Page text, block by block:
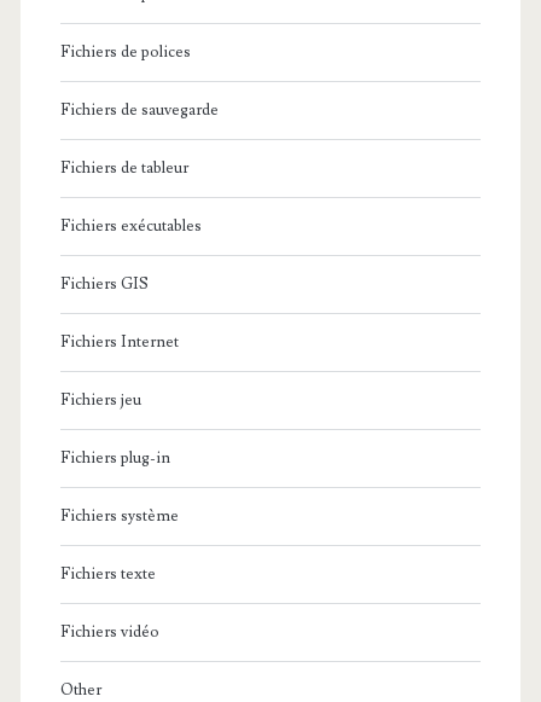
Fichiers de polices
Fichiers de sauvegarde
Fichiers de tableur
Fichiers exécutables
Fichiers GIS
Fichiers Internet
Fichiers jeu
Fichiers plug-in
Fichiers système
Fichiers texte
Fichiers vidéo
Other